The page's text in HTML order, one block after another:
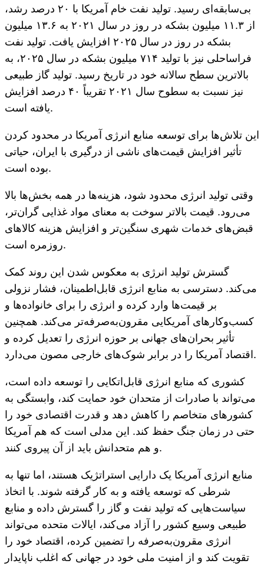
بی‌سابقه‌ای رسید. تولید نفت خام آمریکا با ۲۰ درصد رشد،
از ۱۱.۳ میلیون بشکه در روز در سال ۲۰۲۱ به ۱۳.۶ میلیون
بشکه در روز در سال ۲۰۲۵ افزایش یافت. تولید نفت
فراساحلی نیز با تولید ۷۱۴ میلیون بشکه در سال ۲۰۲۵، به
بالاترین سطح سالانه خود در تاریخ رسید. تولید گاز طبیعی
نیز نسبت به سطوح سال ۲۰۲۱ تقریباً ۴۰ درصد افزایش
یافته است.
این تلاش‌ها برای توسعه منابع انرژی آمریکا در محدود کردن
تأثیر افزایش قیمت‌های ناشی از درگیری با ایران، حیاتی
بوده است.
وقتی تولید انرژی محدود شود، هزینه‌ها در همه بخش‌ها بالا
می‌رود. قیمت بالاتر سوخت به معنای مواد غذایی گران‌تر،
قبض‌های خدمات شهری سنگین‌تر و افزایش هزینه کالاهای
روزمره است.
گسترش تولید انرژی به معکوس شدن این روند کمک
می‌کند. دسترسی به منابع انرژی قابل‌اطمینان، فشار نزولی
بر قیمت‌ها وارد کرده و انرژی را برای خانواده‌ها و
کسب‌وکارهای آمریکایی مقرون‌به‌صرفه‌تر می‌کند. همچنین
تأثیر بحران‌های جهانی بر حوزه انرژی را تعدیل کرده و
اقتصاد آمریکا را در برابر شوک‌های خارجی مصون می‌دارد.
کشوری که منابع انرژی قابل‌اتکایی را توسعه داده است،
می‌تواند با صادرات از متحدان خود حمایت کند، وابستگی به
کشورهای متخاصم را کاهش دهد و قدرت اقتصادی خود را
حتی در زمان جنگ حفظ کند. این مدلی است که هم آمریکا
و هم متحدانش باید از آن پیروی کنند.
منابع انرژی آمریکا یک دارایی استراتژیک هستند، اما تنها به
شرطی که توسعه یافته و به کار گرفته شوند. با اتخاذ
سیاست‌هایی که تولید نفت و گاز را گسترش داده و منابع
طبیعی وسیع کشور را آزاد می‌کند، ایالات متحده می‌تواند
انرژی مقرون‌به‌صرفه را تضمین کرده، اقتصاد خود را
تقویت کند و از امنیت ملی خود در جهانی که اغلب ناپایدار